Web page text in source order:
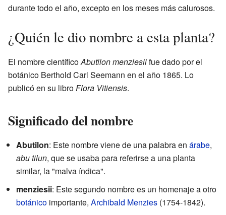
durante todo el año, excepto en los meses más calurosos.
¿Quién le dio nombre a esta planta?
El nombre científicoAbutilon menziesiifue dado por el
botánico Berthold Carl Seemann en el año 1865. Lo
publicó en su libroFlora Vitiensis.
Significado del nombre
Abutilon: Este nombre viene de una palabra en árabe,
abu tilun, que se usaba para referirse a una planta
similar, la "malva índica".
menziesii: Este segundo nombre es un homenaje a otro
botánico importante, Archibald Menzies (1754-1842).